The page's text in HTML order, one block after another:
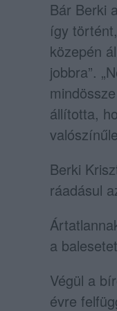
Bár Berki
így
közepén
jobbra”.
állította,
Berki
ráadásul
a
Végül a
évre